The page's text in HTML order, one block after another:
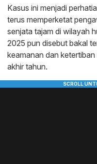
Kasus ini menjadi
terus memperketat
senjata tajam di wilayah
2025 pun disebut bakal
keamanan dan
akhir tahun.